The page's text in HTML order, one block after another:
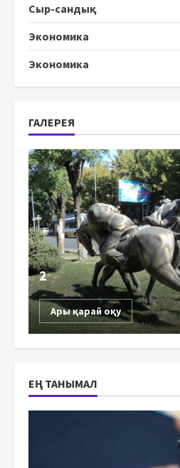
Сыр-сандық
Экономика
Экономика
ГАЛЕРЕЯ
2
Ары қарай оқу
ЕҢ ТАНЫМАЛ